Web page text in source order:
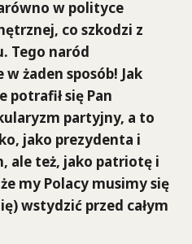
w polityce
co szkodzi z
Tego naród
żaden sposób! Jak
potrafił się Pan
partyjny, a to
jako prezydenta i
ale też, jako patriotę i
my Polacy musimy się
wstydzić przed całym